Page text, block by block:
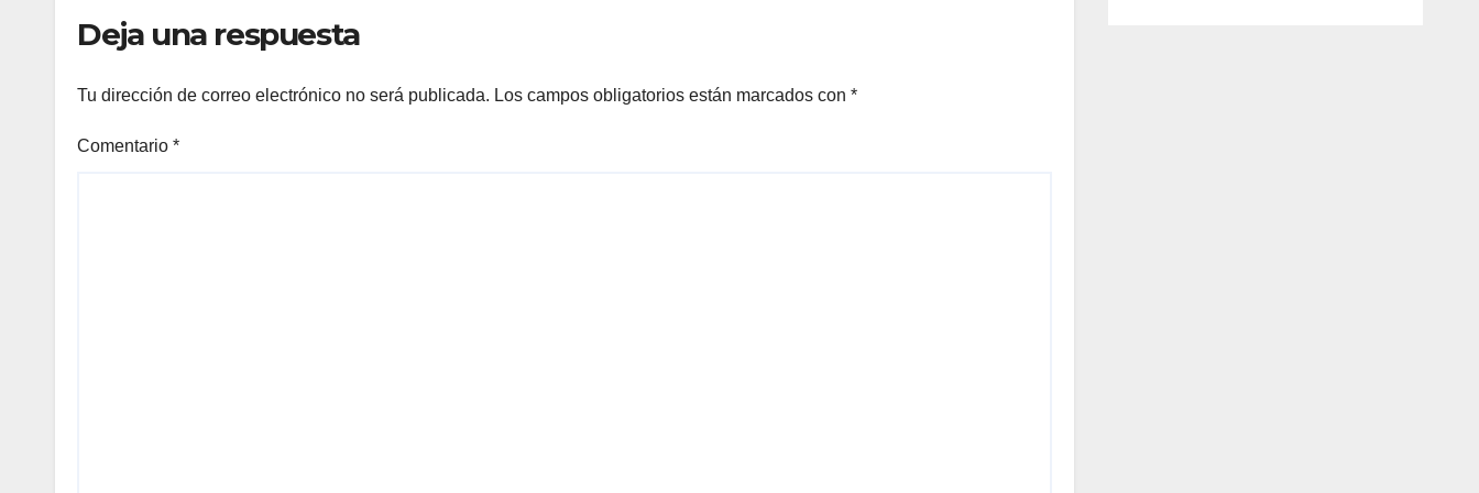
Deja una respuesta
Tu dirección de correo electrónico no será publicada. Los campos obligatorios están marcados con *
Comentario *